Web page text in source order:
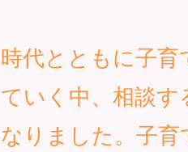
時代とともに子育
ていく中、相談す
なりました。子育